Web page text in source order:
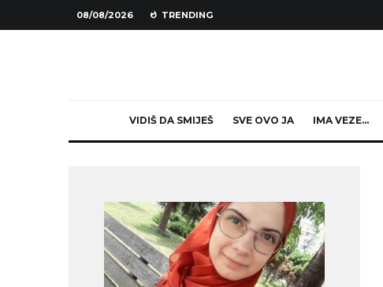
08/08/2026 TRENDING
VIDIŠ DA SMIJEŠ SVE OVO JA IMA VEZE…